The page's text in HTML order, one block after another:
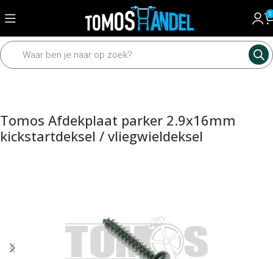
0
Home Motordelen Diverse motordelen Kickstartdelen
Tomos Afdekplaat parker 2.9x16mm
kickstartdeksel / vliegwieldeksel